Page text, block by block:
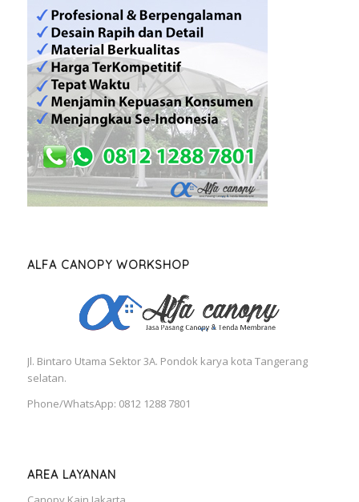
ALFA CANOPY WORKSHOP
Jl. Bintaro Utama Sektor 3A. Pondok karya kota Tangerang
selatan.
Phone/WhatsApp: 0812 1288 7801
AREA LAYANAN